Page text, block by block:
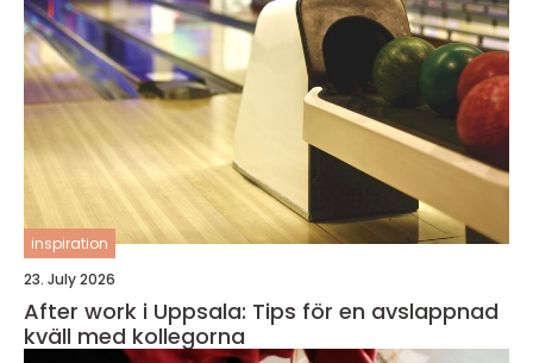
inspiration
23. July 2026
After work i Uppsala: Tips för en avslappnad
kväll med kollegorna